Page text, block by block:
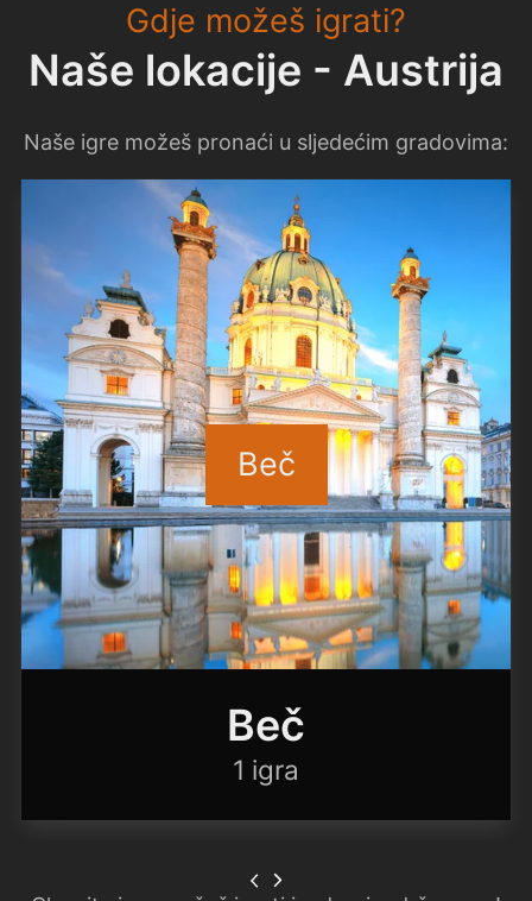
Gdje možeš igrati?
Naše lokacije - Austrija
Naše igre možeš pronaći u sljedećim gradovima:
Beč
Beč
1 igra